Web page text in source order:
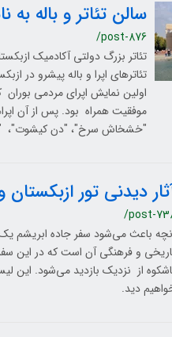
سالن تئاتر و باله به
/post-876
تئاترهای اپرا و باله پیشرو در
موفقیت همراه بود. پس از آن
"خشخاش سرخ"، "دن کیشوت"،
دیدنی تور
/post-
باعث می‌شود سفر جاده ابریشم یک
از نزدیک بازدید می‌شود. این
دید.